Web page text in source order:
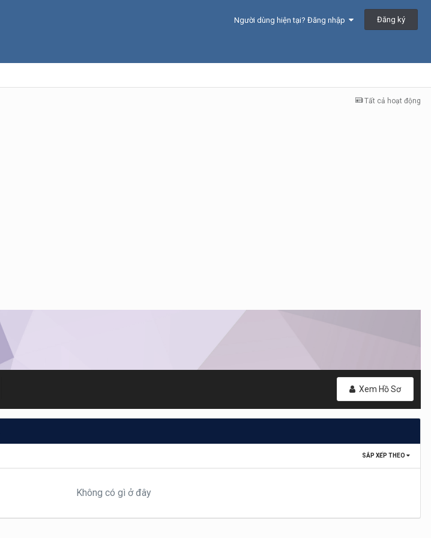
Người dùng hiện tại? Đăng nhập Đăng ký
Tất cả hoạt động
Xem Hồ Sơ
SẮP XẾP THEO
Không có gì ở đây